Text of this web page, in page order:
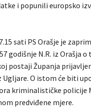
i popunili europsko
sati PS Orašje je
godišnje N.R. iz Orašja
postaji Županja
Ugljare. O istom će biti
kriminalističke policije
predviđene mjere.